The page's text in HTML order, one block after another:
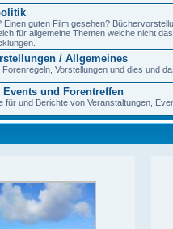
Einen guten Film gesehen?
für allgemeine Themen welche nicht
/ Allgemeines
Vorstellungen und dies und
und Forentreffen
für und Berichte von Veranstaltungen,